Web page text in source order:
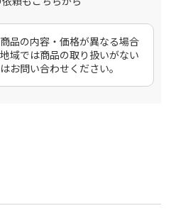
品の内容・価格が異なる場合
域では商品の取り扱いがない
お問い合わせください。